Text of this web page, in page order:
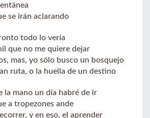
se irán aclarando
todo lo vería
que no me quiere dejar
mas, yo sólo busco un bosquejo
ruta, o la huella de un destino
la mano un día habré de ir
a tropezones ande
y en eso, el aprender